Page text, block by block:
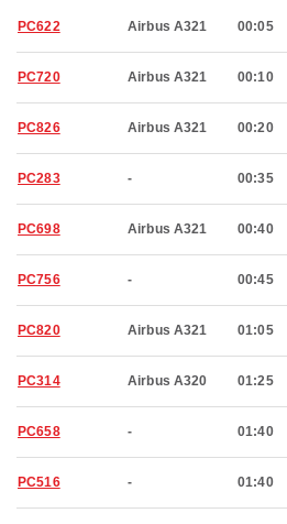
PC622 Airbus A321 00:05
PC720 Airbus A321 00:10
PC826 Airbus A321 00:20
PC283 - 00:35
PC698 Airbus A321 00:40
PC756 - 00:45
PC820 Airbus A321 01:05
PC314 Airbus A320 01:25
PC658 - 01:40
PC516 - 01:40